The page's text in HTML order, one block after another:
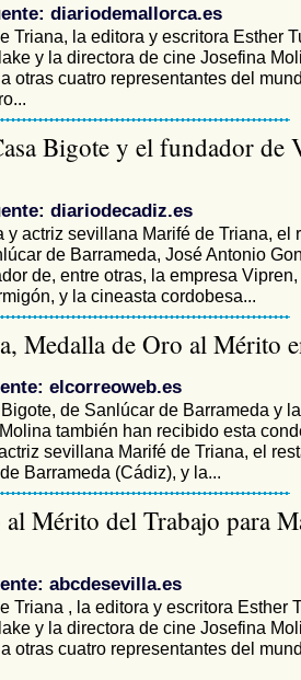
diariodemallorca.es
Triana, la editora y escritora Esther
y la directora de cine Josefina
otras cuatro representantes del
Bigote y el fundador de
diariodecadiz.es
y actriz sevillana Marifé de Triana, el
de Barrameda, José Antonio
de, entre otras, la empresa Vipren,
y la cineasta cordobesa...
Medalla de Oro al Mérito
elcorreoweb.es
de Sanlúcar de Barrameda y
también han recibido esta
sevillana Marifé de Triana, el
Barrameda (Cádiz), y la...
Mérito del Trabajo para
abcdesevilla.es
Triana , la editora y escritora Esther
y la directora de cine Josefina
otras cuatro representantes del